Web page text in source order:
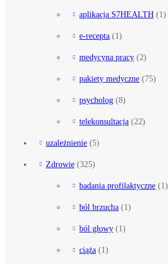
aplikacja S7HEALTH (1)
e-recepta (1)
medycyna pracy (2)
pakiety medyczne (75)
psycholog (8)
telekonsultacja (22)
uzależnienie (5)
Zdrowie (325)
badania profilaktyczne (1)
ból brzucha (1)
ból głowy (1)
ciąża (1)